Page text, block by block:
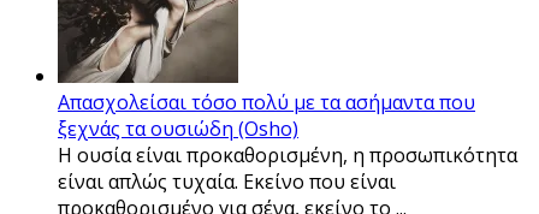
Απασχολείσαι τόσο πολύ με τα ασήμαντα που
ξεχνάς τα ουσιώδη (Osho)
Η ουσία είναι προκαθορισμένη, η προσωπικότητα
είναι απλώς τυχαία. Εκείνο που είναι
προκαθορισμένο για σένα, εκείνο το ...